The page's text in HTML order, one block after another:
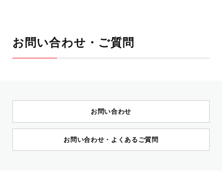
お問い合わせ・ご質問
お問い合わせ
お問い合わせ・よくあるご質問